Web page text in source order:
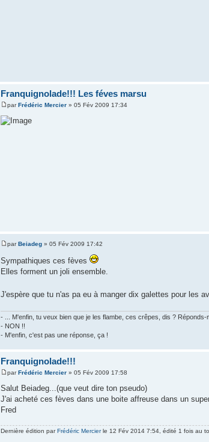
Franquignolade!!! Les féves marsu
parFrédéric Mercier » 05 Fév 2009 17:34
parBeiadeg » 05 Fév 2009 17:42
Sympathiques ces fèves
Elles forment un joli ensemble.
J'espère que tu n'as pa eu à manger dix galettes pour les
- ... M'enfin, tu veux bien que je les flambe, ces crêpes, dis ? Réponds-
- NON !!
- M'enfin, c'est pas une réponse, ça !
Franquignolade!!!
parFrédéric Mercier » 05 Fév 2009 17:58
Salut Beiadeg...(que veut dire ton pseudo)
J'ai acheté ces fèves dans une boite affreuse dans un
Fred
Dernière édition parFrédéric Mercierle 12 Fév 2014 7:54, édité 1 fois au